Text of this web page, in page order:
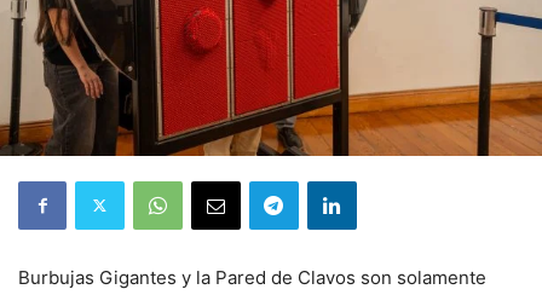
Burbujas Gigantes y la Pared de Clavos son solamente